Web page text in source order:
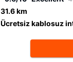
31.6 km
Ücretsiz kablosuz